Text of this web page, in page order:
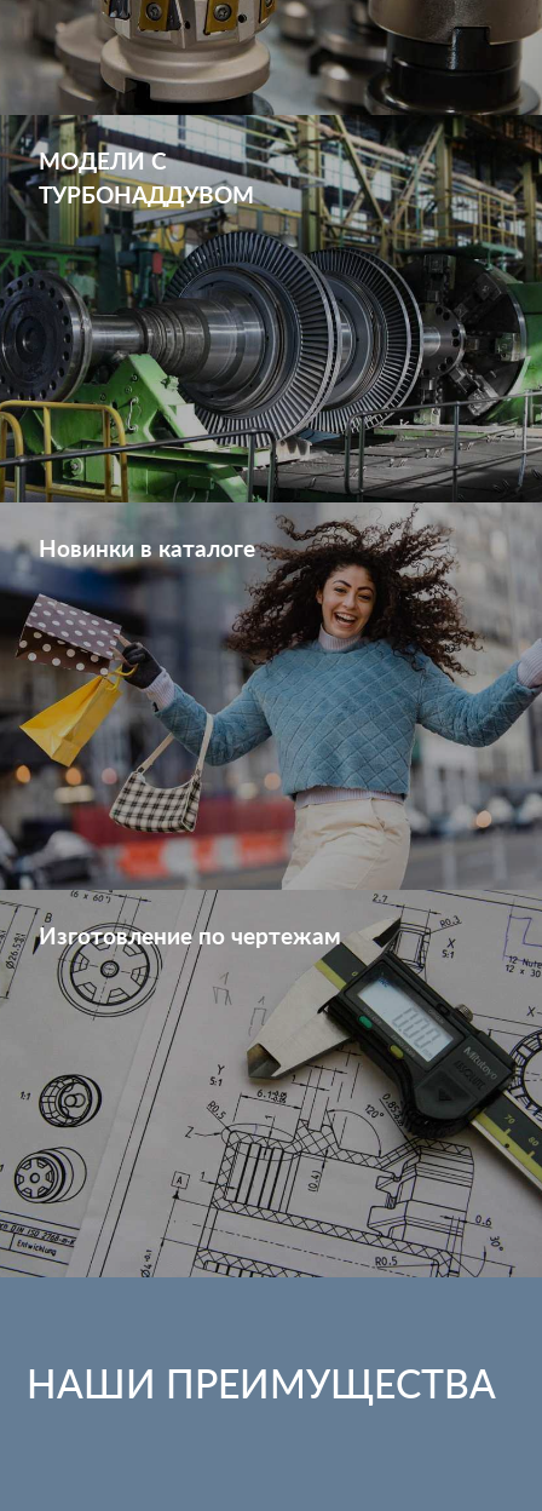
МОДЕЛИ С
ТУРБОНАДДУВОМ
Новинки в каталоге
Изготовление по чертежам
НАШИ ПРЕИМУЩЕСТВА